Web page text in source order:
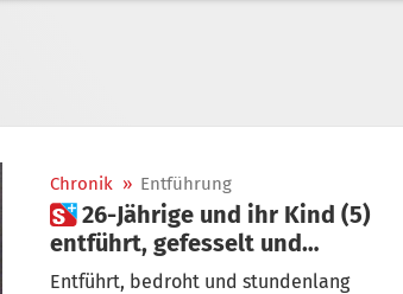
Chronik » Entführung
 26-Jährige und ihr Kind (5)
entführt, gefesselt und
festgehalten
Entführt, bedroht und stundenlang